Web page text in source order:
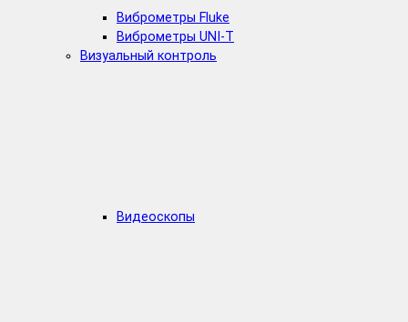
Виброметры Fluke
Виброметры UNI-T
Визуальный контроль
Видеоскопы